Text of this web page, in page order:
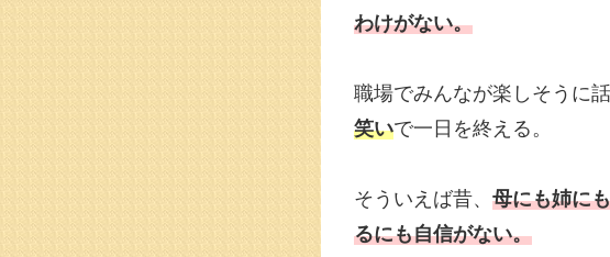
わけがない。
職場でみんなが楽しそうに
笑いで一日を終える。
そういえば昔、 母にも姉に
るにも自信がない。